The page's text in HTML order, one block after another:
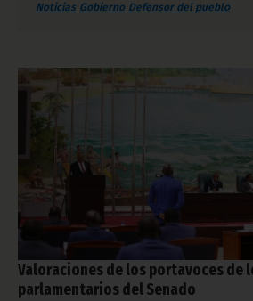
Noticias Gobierno Defensor del pueblo
Valoraciones de los portavoces de
parlamentarios del Senado